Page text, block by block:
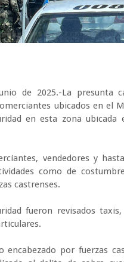
de 2025.-La presunta
ubicados en el
en esta zona ubicada
vendedores y
como de
castrenses.
fueron revisados
encabezado por fuerzas